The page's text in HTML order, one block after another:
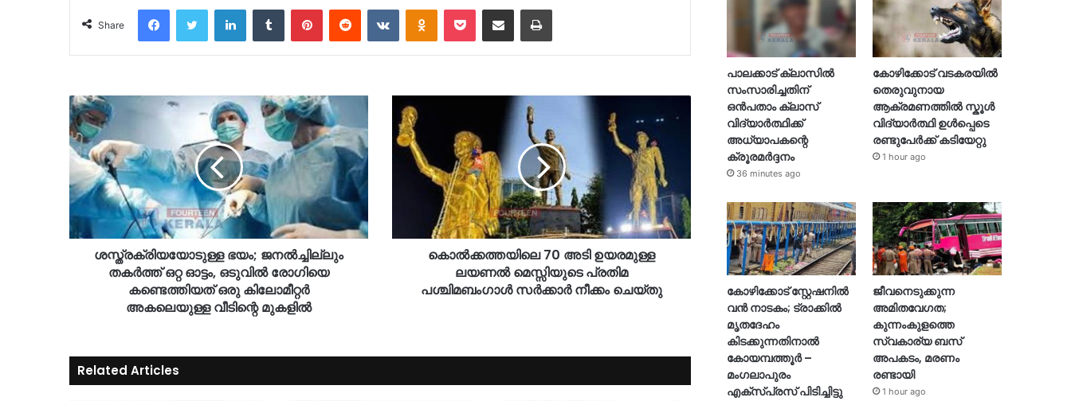
Share
FacebookTwitter LinkedInTumblr PinterestReddit VKontakteOdnoklassniki
Pocket Share via Email Print
ശസ്ത്രക്രിയയോടുള്ള ഭയം; ജനൽച്ചില്ലും
തകർത്ത് ഒറ്റ ഓട്ടം, ഒടുവിൽ രോഗിയെ
കണ്ടെത്തിയത് ഒരു കിലോമീറ്റർ
അകലെയുള്ള വീടിന്റെ മുകളിൽ
കൊൽക്കത്തയിലെ 70 അടി ഉയരമുള്ള
ലയണൽ മെസ്സിയുടെ പ്രതിമ
പശ്ചിമബംഗാൾ സർക്കാർ നീക്കം ചെയ്തു
Related Articles
പാലക്കാട് ക്ലാസിൽ
സംസാരിച്ചതിന്
ഒൻപതാം ക്ലാസ്
വിദ്യാർത്ഥിക്ക്
അധ്യാപകന്റെ
ക്രൂരമർദ്ദനം
36 minutes ago
കോഴിക്കോട് വടകരയിൽ
തെരുവുനായ
ആക്രമണത്തിൽ സ്കൂൾ
വിദ്യാർത്ഥി ഉൾപ്പെടെ
രണ്ടുപേർക്ക് കടിയേറ്റു
1 hour ago
കോഴിക്കോട് സ്റ്റേഷനിൽ
വൻ നാടകം; ട്രാക്കിൽ
മൃതദേഹം
കിടക്കുന്നതിനാൽ
കോയമ്പത്തൂർ –
മംഗലാപുരം
എക്സ്പ്രസ് പിടിച്ചിട്ടു
ജീവനെടുക്കുന്ന
അമിതവേഗത;
കുന്നംകുളത്തെ
സ്വകാര്യ ബസ്
അപകടം, മരണം
രണ്ടായി
1 hour ago